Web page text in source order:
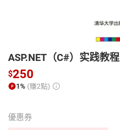
ASP.NET（C#）实践教
$250
1% (賺2點)
優惠券